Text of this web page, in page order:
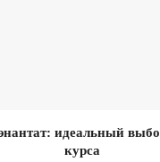
идеальный
курса